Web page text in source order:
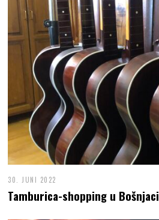
30. JUNI 2022
Tamburica-shopping u Bošnjaci